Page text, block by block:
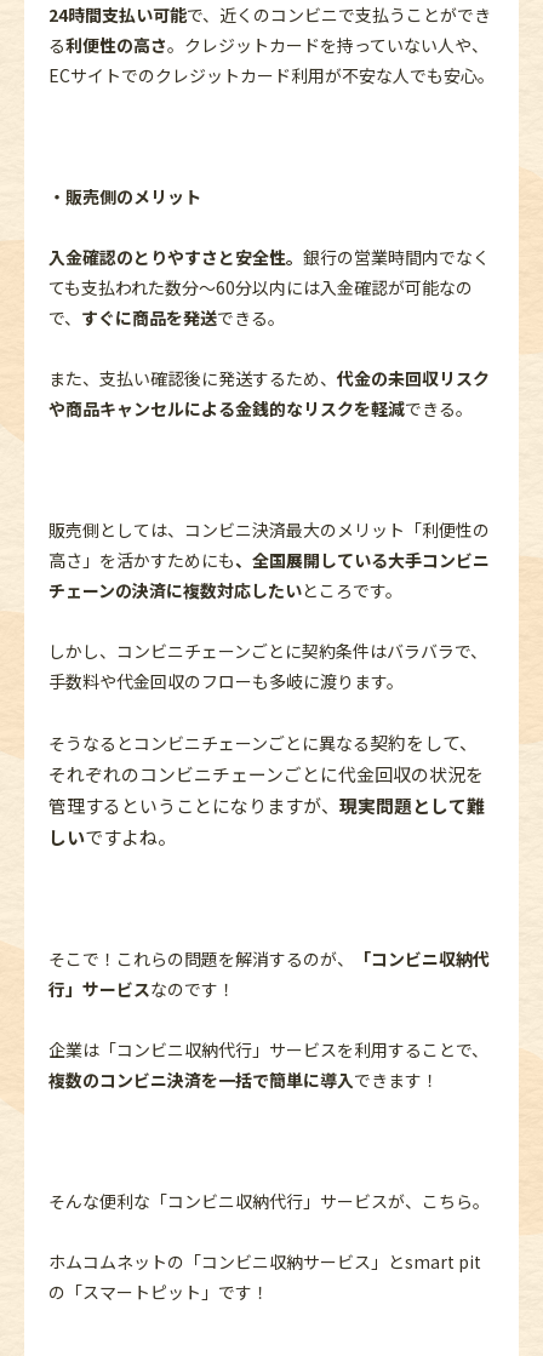
24時間支払い可能で、近くのコンビニで支払うことができ
る利便性の高さ。クレジットカードを持っていない人や、
ECサイトでのクレジットカード利用が不安な人でも安心。
・販売側のメリット
入金確認のとりやすさと安全性。 銀行の営業時間内でなく
ても支払われた数分～60分以内には入金確認が可能なの
で、 すぐに商品を発送できる。
また、支払い確認後に発送するため、 代金の未回収リスク
や商品キャンセルによる金銭的なリスクを軽減できる。
販売側としては、コンビニ決済最大のメリット「利便性の
高さ」を活かすためにも、全国展開している大手コンビニ
チェーンの決済に複数対応したいところです。
しかし、コンビニチェーンごとに契約条件はバラバラで、
手数料や代金回収のフローも多岐に渡ります。
そうなるとコンビニチェーンごとに異なる契約を して、
それぞれのコンビニチェーンごとに代金回収の状況を
管理するということになりますが、 現実問題として難
しいですよね。
そこで！これらの問題を解消するのが、
「コンビニ収納代
行」サービスなのです！
企業は「コンビニ収納代行」サービスを利用することで、
複数のコンビニ決済を一括で簡単に導入できます！
そんな便利な「コンビニ収納代行」サービスが、こちら。
ホムコムネットの「コンビニ収納サービス」とsmart pit
の「スマートピット」です！